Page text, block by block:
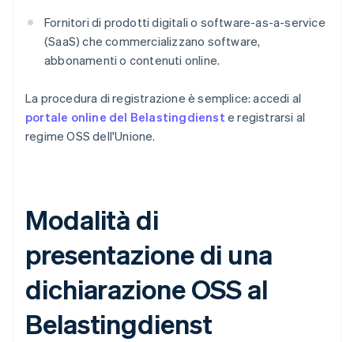
Fornitori di prodotti digitali o software-as-a-service
(SaaS) che commercializzano software,
abbonamenti o contenuti online.
La procedura di registrazione è semplice: accedi al
portale online del Belastingdienst e registrarsi al
regime OSS dell'Unione.
Modalità di
presentazione di una
dichiarazione OSS al
Belastingdienst